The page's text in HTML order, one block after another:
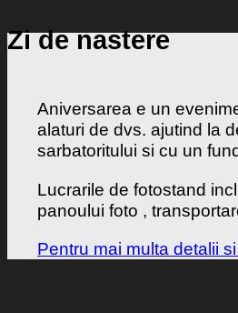
Zi de nastere
Aniversarea e un
alaturi de dvs. ajutind la
sarbatoritului si cu un
Lucrarile de fotostand
panoului foto ,
Pentru mai multa detalii